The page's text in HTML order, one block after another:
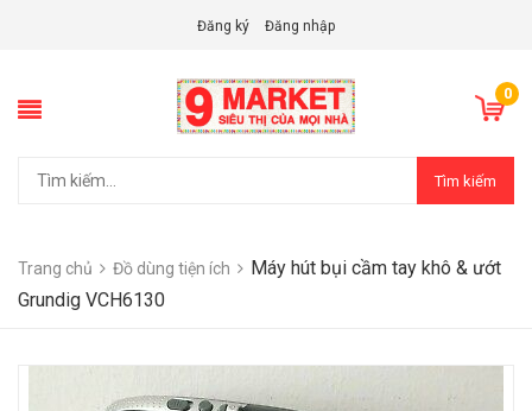
Đăng ký Đăng nhập
0
Tìm kiếm
Trang chủ Đồ dùng tiện ích
Máy hút bụi cầm tay khô & ướt
Grundig VCH6130